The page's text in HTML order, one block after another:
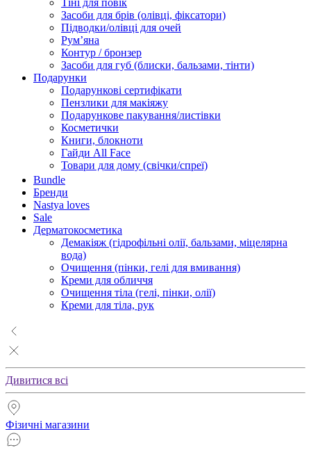
Тіні для повік
Засоби для брів (олівці, фіксатори)
Підводки/олівці для очей
Румʼяна
Контур / бронзер
Засоби для губ (блиски, бальзами, тінти)
Подарунки
Подарункові сертифікати
Пензлики для макіяжу
Подарункове пакування/листівки
Косметички
Книги, блокноти
Гайди All Face
Товари для дому (свічки/спреї)
Bundle
Бренди
Nastya loves
Sale
Дерматокосметика
Демакіяж (гідрофільні олії, бальзами, міцелярна
вода)
Очищення (пінки, гелі для вмивання)
Креми для обличчя
Очищення тіла (гелі, пінки, олії)
Креми для тіла, рук
Дивитися всі
Фізичні магазини